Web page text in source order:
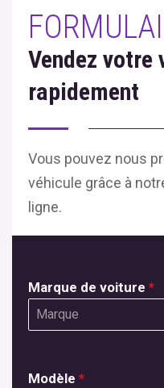
Vendez votre
rapidement
Vous pouvez nous
véhicule grâce à
ligne.
Marque de voiture *
Modèle *